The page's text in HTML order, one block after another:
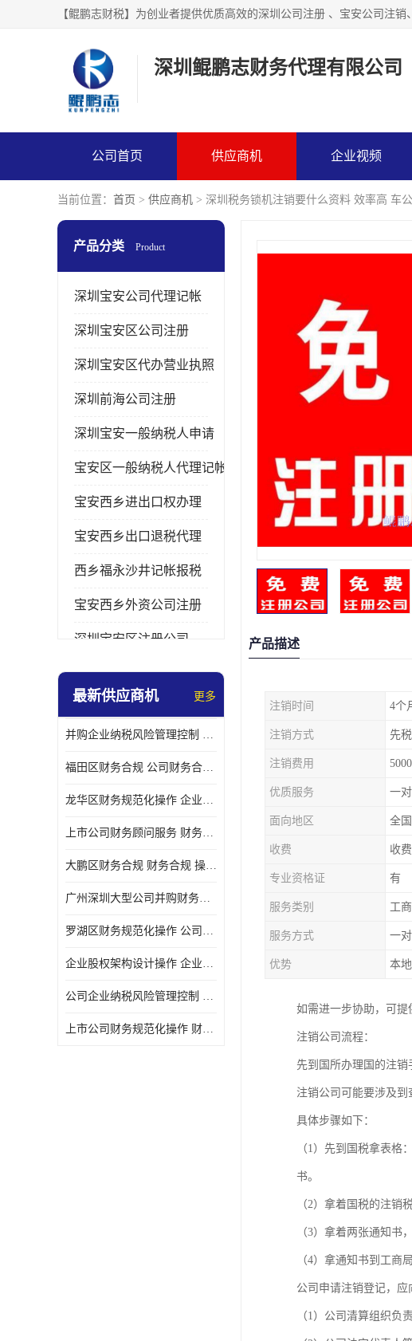
【鲲鹏志财税】为创业者提供优质高效的深圳公司注册 、宝安公司注
深圳鲲鹏志财务代理有限公司
公司首页 供应商机 企业视频
当前位置： 首页 > 供应商机 > 深圳税务锁机注销要什么资料 效率高 车
产品分类 Product
深圳宝安公司代理记帐
深圳宝安区公司注册
深圳宝安区代办营业执照
深圳前海公司注册
深圳宝安一般纳税人申请
宝安区一般纳税人代理记帐
宝安西乡进出口权办理
宝安西乡出口退税代理
西乡福永沙井记帐报税
宝安西乡外资公司注册
深圳宝安区注册公司
宝安西乡办理营业执照
宝安西乡代理记帐
注册公司
最新供应商机 更多
并购企业纳税风险管理控制 企业纳税风险管理控制 如何操作
福田区财务合规 公司财务合规 如何处理实现税务*风险
龙华区财务规范化操作 企业纳税风险管理控制 操作起来简单易行
上市公司财务顾问服务 财务合规 如何才能达到目标
大鹏区财务合规 财务合规 操作起来简单易行
广州深圳大型公司并购财务顾问 财务规范化操作 办理要多长时间
罗湖区财务规范化操作 公司财务合规 盛莱企管
企业股权架构设计操作 企业纳税风险管理控制 怎样操作税务合规
公司企业纳税风险管理控制 财务顾问 操作起来简单易行
上市公司财务规范化操作 财务规范化操作 如何操作
产品描述
注销时间 4个
注销方式 先
注销费用
优质服务 一
面向地区 全国
收费 收
专业资格证 有
服务类别 工
服务方式 一
优势 本
如需进一步协助，可提
注销公司流程：
先到国所办理国的注
注销公司可能要涉及到
具体步骤如下：
（1）先到国税拿表格
书。
（2）拿着国税的注销
（3）拿着两张通知书
（4）拿通知书到工商
公司申请注销登记，应
（1）公司清算组织负